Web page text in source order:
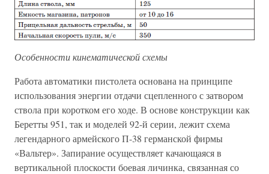
Особенности кинематической схемы
Работа автоматики пистолета основана на принципе
использования энергии отдачи сцепленного с затвором
ствола при коротком его ходе. В основе конструкции как
Беретты 951, так и моделей 92-й серии, лежит схема
легендарного армейского П-38 германской фирмы
«Вальтер». Запирание осуществляет качающаяся в
вертикальной плоскости боевая личинка, связанная со